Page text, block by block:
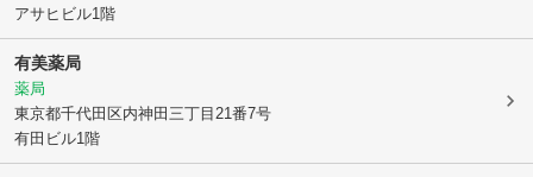
アサヒビル1階
有美薬局
薬局
東京都千代田区内神田三丁目21番7号
有田ビル1階